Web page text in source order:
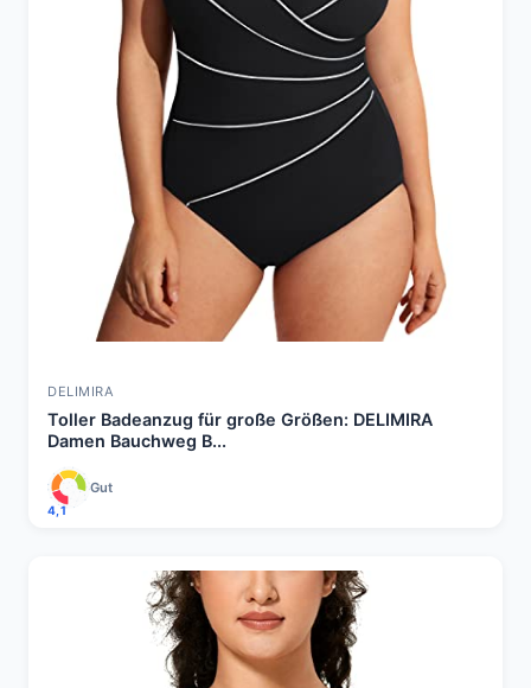
DELIMIRA
Toller Badeanzug für große Größen: DELIMIRA
Damen Bauchweg B...
4,1
Gut